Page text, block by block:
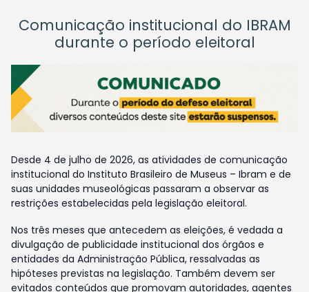
Comunicação institucional do IBRAM
durante o período eleitoral
Desde 4 de julho de 2026, as atividades de comunicação
institucional do Instituto Brasileiro de Museus – Ibram e de
suas unidades museológicas passaram a observar as
restrições estabelecidas pela legislação eleitoral.
Nos três meses que antecedem as eleições, é vedada a
divulgação de publicidade institucional dos órgãos e
entidades da Administração Pública, ressalvadas as
hipóteses previstas na legislação. Também devem ser
evitados conteúdos que promovam autoridades, agentes